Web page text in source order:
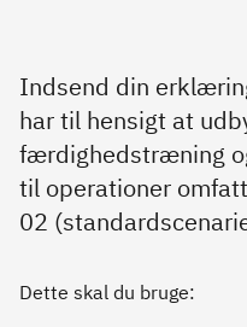
Indsend din
har til hensigt at
færdighedstræning
til operationer
02
Dette skal du bruge: